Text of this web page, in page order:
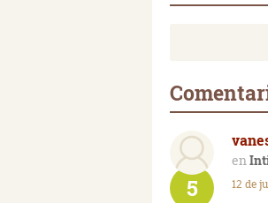
5 12 de